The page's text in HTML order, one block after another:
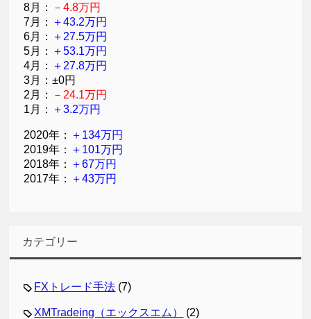
8月：
－4.8万円
7月： ＋43.2万円
6月： ＋27.5万円
5月： ＋53.1万円
4月： ＋27.8万円
3月：±0円
2月：
－24.1万円
1月： ＋3.2万円
2020年： ＋134万円
2019年： ＋101万円
2018年： ＋67万円
2017年： ＋43万円
カテゴリー
FXトレード手法 (7)
XMTradeing（エックスエム） (2)